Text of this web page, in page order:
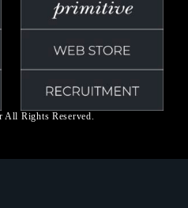
Rights Reserved.